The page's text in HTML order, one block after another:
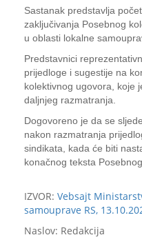
Sastanak predstavlja
zaključivanja Posebnog
u oblasti lokalne
Predstavnici
prijedloge i sugestije na
kolektivnog ugovora, koje
daljnjeg razmatranja.
Dogovoreno je da se
nakon razmatranja
sindikata, kada će biti
konačnog teksta
IZVOR: Vebsajt
samouprave RS,
Naslov: Redakcija